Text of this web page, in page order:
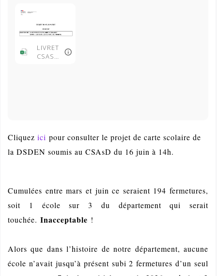
LIVRET
CSASD
Cliquez ici pour consulter le projet de carte scolaire de
la DSDEN soumis au CSAsD du 16 juin à 14h.
Cumulées entre mars et juin ce seraient 194 fermetures,
soit 1 école sur 3 du département qui serait
touchée. Inacceptable !
Alors que dans l’histoire de notre département, aucune
école n’avait jusqu’à présent subi 2 fermetures d’un seul